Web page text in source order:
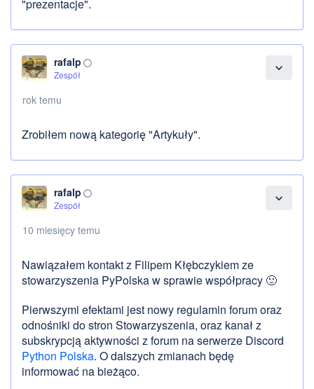
"prezentacje".
expand_more
rafalp panorama_fish_eye
Zespół
rok temu
Zrobiłem nową kategorię "Artykuły".
expand_more
rafalp panorama_fish_eye
Zespół
10 miesięcy temu
Nawiązałem kontakt z Filipem Kłębczykiem ze
stowarzyszenia PyPolska w sprawie współpracy 🙂
Pierwszymi efektami jest nowy regulamin forum oraz
odnośniki do stron Stowarzyszenia, oraz kanał z
subskrypcją aktywności z forum na serwerze Discord
Python Polska. O dalszych zmianach będę
informować na bieżąco.